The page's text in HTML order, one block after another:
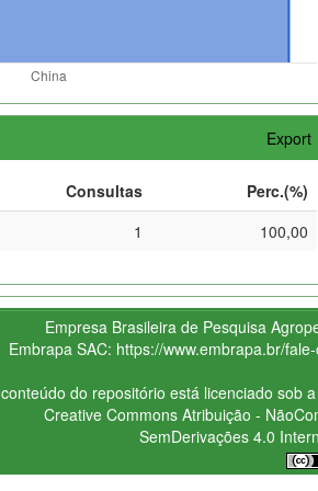
Export
Consultas
Perc.(%)
1
100,00
Empresa Brasileira de Pesquisa
Embrapa SAC: https://www.embrapa.br/
do repositório está licenciado sob
Creative CommonsAtribuição -
SemDerivações 4.0